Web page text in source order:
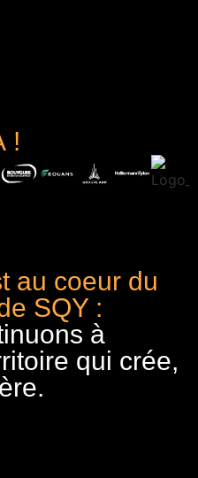
!
au coeur du
SQY :
à
qui crée,